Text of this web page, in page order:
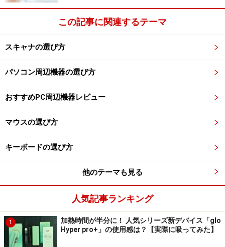
低価格3000円台で高コスパな「Redmi
Buds 3 Lite」
「Redmi Buds 3 Lite」は、重さが片耳4.2g。ビーンシェ
イプ（まめ型）スタイルとなっています。バッテリー駆
間）。IP54の耐水・防塵性能にも対応し、低遅延モード
を搭載しています。3000円台と安価ながら、十分な機能
「Redmi Buds 3シリーズ」のおすすめ利用
シーン
この記事に関連するテーマ
スキャナの選び方
パソコン周辺機器の選び方
おすすめPC周辺機器レビュー
マウスの選び方
キーボードの選び方
他のテーマも見る
人気記事ランキング
1
加熱時間が半分に！ 人気シリーズ新デバイス「glo
Hyper pro+」の使用感は？【実際に吸ってみた】